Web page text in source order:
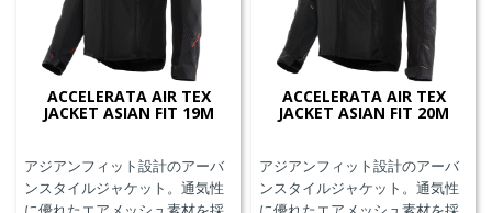
ACCELERATA AIR TEX
JACKET ASIAN FIT 19M
アジアンフィット設計のアーバ
ンスタイルジャケット。通気性
ACCELERATA AIR TEX
JACKET ASIAN FIT 20M
アジアンフィット設計のアーバ
ンスタイルジャケット。通気性